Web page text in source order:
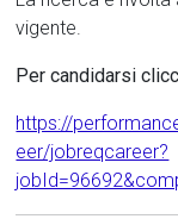
vigente.
Per candidarsi
https://
eer/jobreqcareer?